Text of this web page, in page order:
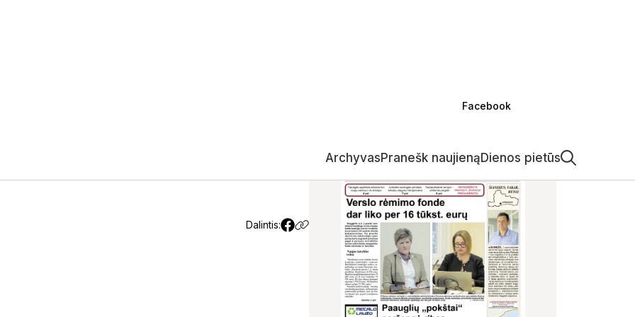
Facebook
ArchyvasPranešk naujienąDienos pietūs
– vykdys ir
Dalintis: